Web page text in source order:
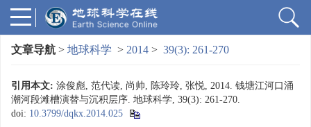
文章导航 > 地球科学 > 2014 > 39(3): 261-270
引用本文: 涂俊彪, 范代读, 尚帅, 陈玲玲, 张悦, 2014. 钱塘江河口涌
潮河段滩槽演替与沉积层序. 地球科学, 39(3): 261-270.
doi: 10.3799/dqkx.2014.025